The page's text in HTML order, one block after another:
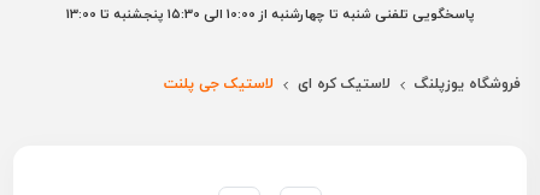
پاسخگویی تلفنی شنبه تا چهارشنبه از 10:00 الی ۱۵:30 پنجشنبه تا 13:00
فروشگاه یوزپلنگ لاستیک کره ای لاستیک جی پلنت